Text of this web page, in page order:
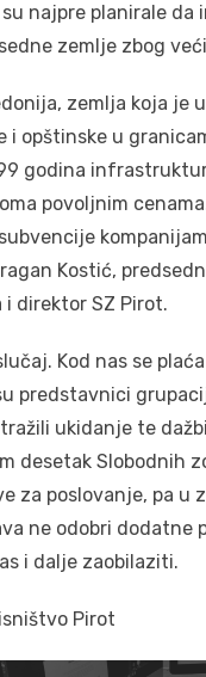
najpre planirale da
zemlje zbog
zemlja koja je
i opštinske u
godina
povoljnim
Kostić,
i direktor SZ Pirot.
Kod nas se
predstavnici
ukidanje te
desetak Slobodnih
za poslovanje, pa u
ne odobri dodatne
i dalje zaobilaziti.
Pirot